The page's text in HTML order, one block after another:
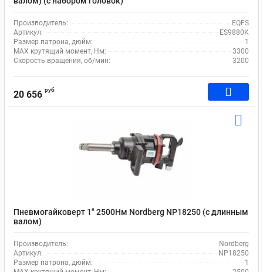
Производитель:
EQFS
Артикул:
ES9880K
Размер патрона, дюйм:
1
MAX крутящий момент, Нм:
3300
Скорость вращения, об/мин:
3200
20 656 руб
Пневмогайковерт 1" 2500Нм Nordberg NP18250 (с длинным
валом)
Производитель:
Nordberg
Артикул:
NP18250
Размер патрона, дюйм:
1